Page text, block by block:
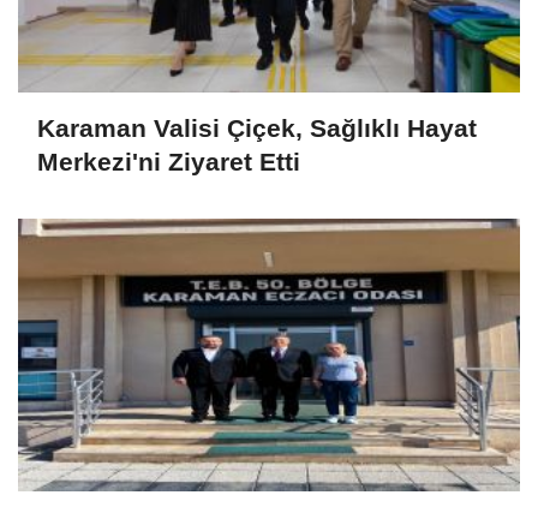
Karaman Valisi Çiçek, Sağlıklı Hayat
Merkezi'ni Ziyaret Etti